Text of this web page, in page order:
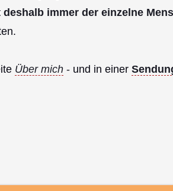
immer der einzelne
Über mich-und in einer